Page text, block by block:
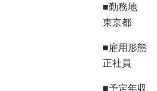
■勤務地
東京都
■雇用形態
正社員
■予定年収